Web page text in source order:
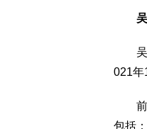
吴
吴英
021年
前中
包括